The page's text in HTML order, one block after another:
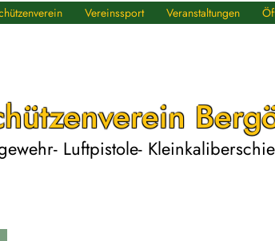
Vereinssport Veranstaltungen
Luftpistole-